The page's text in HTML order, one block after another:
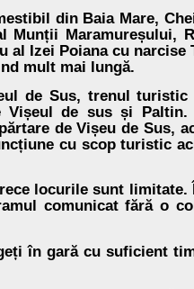
din Baia Mare,
Munții Maramureșului,
al Izei Poiana cu narcise
mult mai lungă.
de Sus, trenul turistic
Vișeul de sus și Paltin.
de Vișeu de Sus,
cu scop turistic
locurile sunt limitate.
comunicat fără o
în gară cu suficient